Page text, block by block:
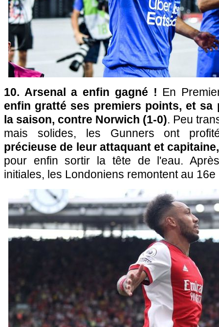
10. Arsenal a enfin gagné ! En
enfin gratté ses premiers points, et sa
la saison, contre Norwich (1-0). Peu
mais solides, les Gunners ont
précieuse de leur attaquant et
pour enfin sortir la tête de l'eau.
initiales, les Londoniens remontent au